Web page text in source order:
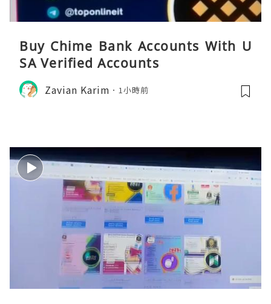
Buy Chime Bank Accounts With U
SA Verified Accounts
Zavian Karim 1小時前